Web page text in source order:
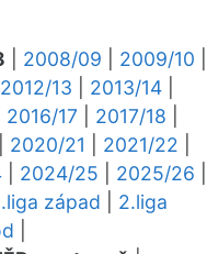
2008/09 2009/10
2012/13 2013/14
2016/17 2017/18
2020/21 2021/22
2024/25 2025/26
západ
2.liga